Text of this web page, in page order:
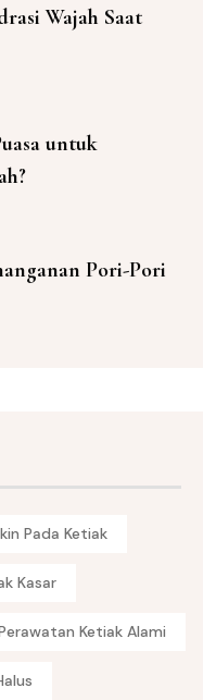
Wajah Saat
untuk
Pori-Pori
Pada Ketiak
Kasar
Ketiak Alami